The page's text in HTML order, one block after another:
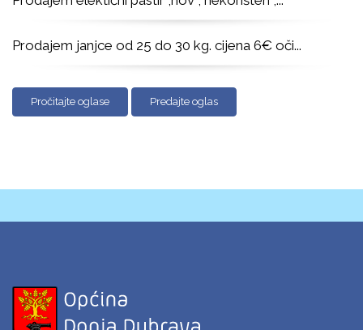
Prodajem janjce od 25 do 30 kg. cijena 6€ oči...
Pročitajte oglase Predajte oglas